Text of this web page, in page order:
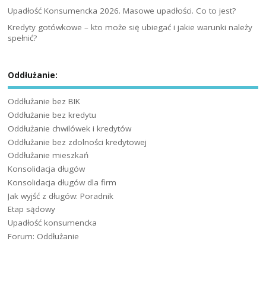
Upadłość Konsumencka 2026. Masowe upadłości. Co to jest?
Kredyty gotówkowe – kto może się ubiegać i jakie warunki należy
spełnić?
Oddłużanie:
Oddłużanie bez BIK
Oddłużanie bez kredytu
Oddłużanie chwilówek i kredytów
Oddłużanie bez zdolności kredytowej
Oddłużanie mieszkań
Konsolidacja długów
Konsolidacja długów dla firm
Jak wyjść z długów: Poradnik
Etap sądowy
Upadłość konsumencka
Forum: Oddłużanie